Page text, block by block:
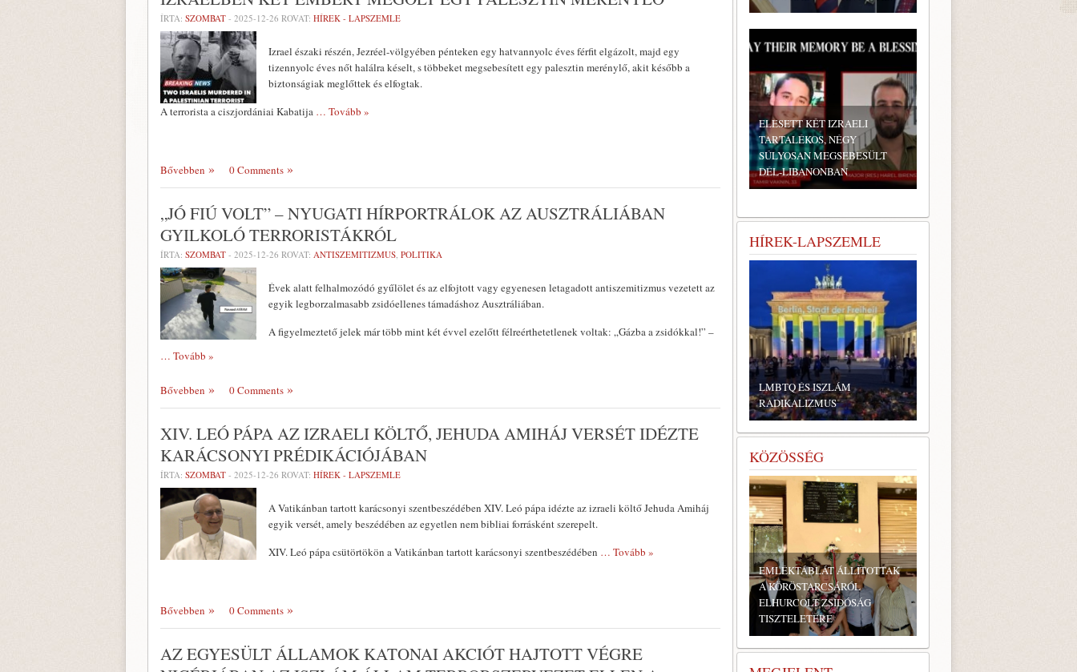
ÍRTA: SZOMBAT - 2025-12-26 ROVAT: HÍREK - LAPSZEMLE
Izrael északi részén, Jezréel-völgyében pénteken egy hatvannyolc éves férfit elgázolt, majd egy
tizennyolc éves nőt halálra késelt, s többeket megsebesített egy palesztin merénylő, akit később a
biztonságiak meglőttek és elfogtak.
A terrorista a ciszjordániai Kabatija … Tovább »
Bővebben 0 Comments
„JÓ FIÚ VOLT” – NYUGATI HÍRPORTRÁLOK AZ AUSZTRÁLIÁBAN
GYILKOLÓ TERRORISTÁKRÓL
ÍRTA: SZOMBAT - 2025-12-26 ROVAT: ANTISZEMITIZMUS, POLITIKA
Évek alatt felhalmozódó gyűlölet és az elfojtott vagy egyenesen letagadott antiszemitizmus vezetett az
egyik legborzalmasabb zsidóellenes támadáshoz Ausztráliában.
A figyelmeztető jelek már több mint két évvel ezelőtt félreérthetetlenek voltak: „Gázba a zsidókkal!” –
… Tovább »
Bővebben 0 Comments
XIV. LEÓ PÁPA AZ IZRAELI KÖLTŐ, JEHUDA AMIHÁJ VERSÉT IDÉZTE
KARÁCSONYI PRÉDIKÁCIÓJÁBAN
ÍRTA: SZOMBAT - 2025-12-26 ROVAT: HÍREK - LAPSZEMLE
A Vatikánban tartott karácsonyi szentbeszédében XIV. Leó pápa idézte az izraeli költő Jehuda Amiháj
egyik versét, amely beszédében az egyetlen nem bibliai forrásként szerepelt.
XIV. Leó pápa csütörtökön a Vatikánban tartott karácsonyi szentbeszédében … Tovább »
Bővebben 0 Comments
AZ EGYESÜLT ÁLLAMOK KATONAI AKCIÓT HAJTOTT VÉGRE
ELESETT KÉT IZRAELI
TARTALÉKOS, NÉGY
SÚLYOSAN MEGSEBESÜLT
DÉL-LIBANONBAN
HÍREK-LAPSZEMLE
LMBTQ ÉS ISZLÁM
RADIKALIZMUS
KÖZÖSSÉG
BONYHÁDI ZSIDÓ NAPOK